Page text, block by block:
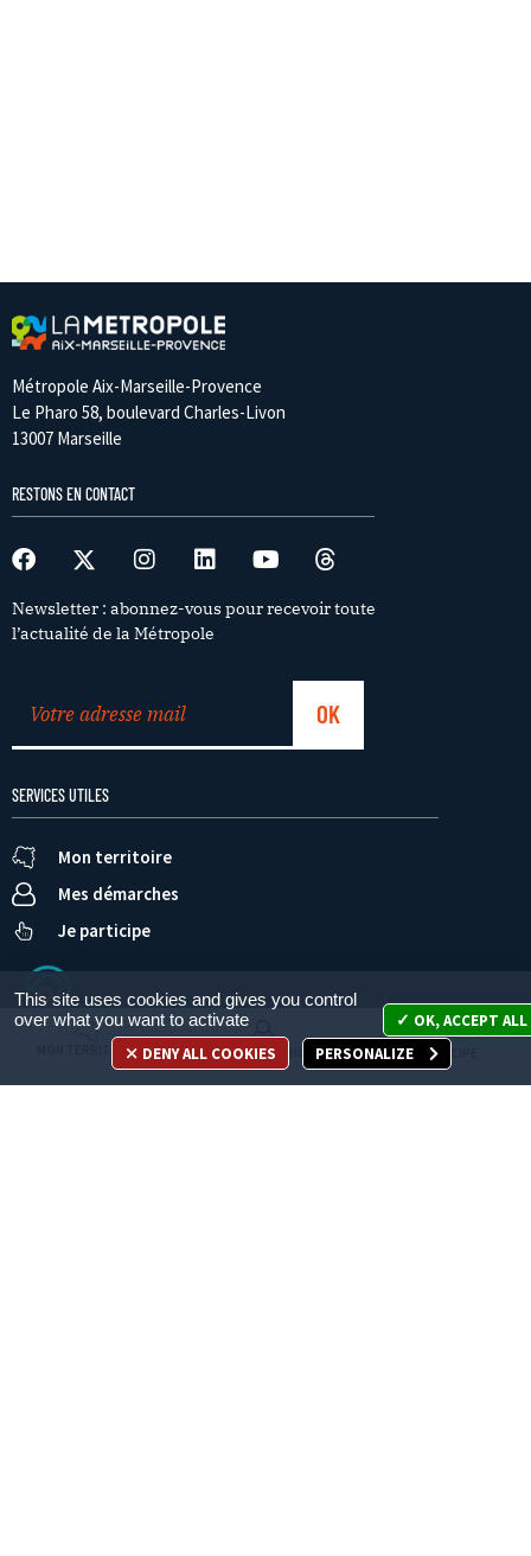
Métropole Aix-Marseille-Provence
Le Pharo 58, boulevard Charles-Livon
13007 Marseille
RESTONS EN CONTACT
Newsletter : abonnez-vous pour recevoir toute
l’actualité de la Métropole
SERVICES UTILES
Mon territoire
Mes démarches
Je participe
Appelez-nous
MON TERRITOIRE MES DÉMARCHES JE PARTICIPE
This site uses cookies and gives you control
over what you want to activate
OK, ACCEPT ALL
DENY ALL COOKIES
PERSONALIZE